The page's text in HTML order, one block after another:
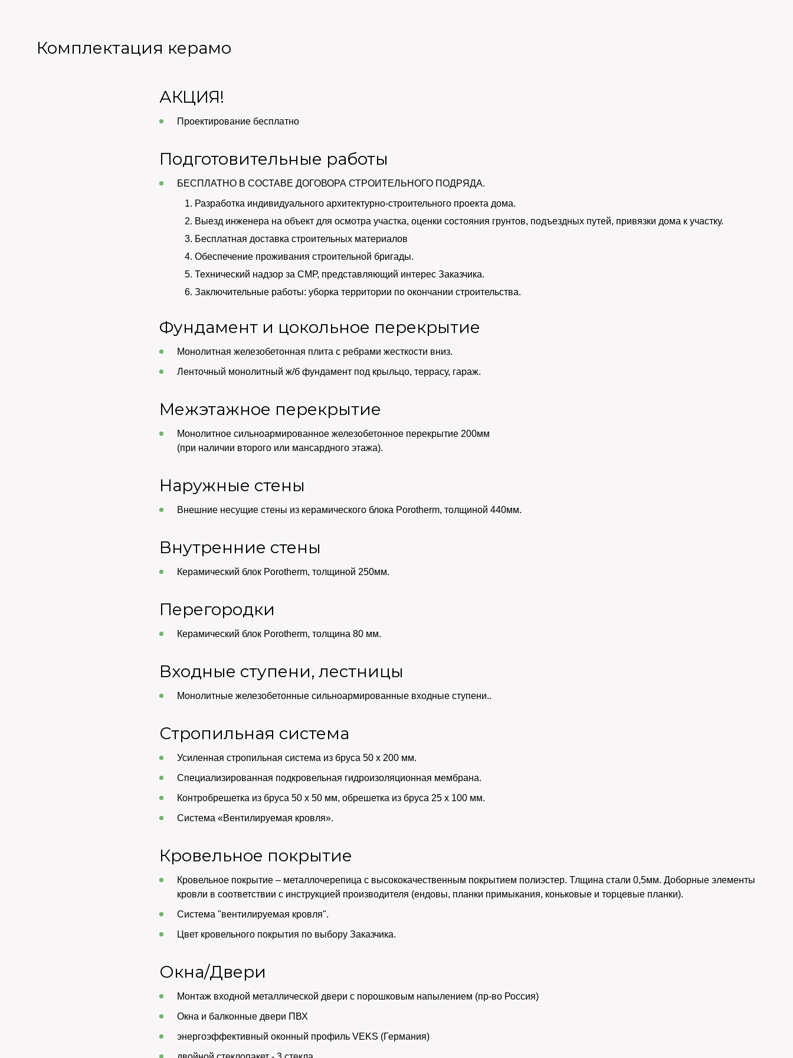
Комплектация керамо
АКЦИЯ!
Проектирование бесплатно
Подготовительные работы
БЕСПЛАТНО В СОСТАВЕ ДОГОВОРА СТРОИТЕЛЬНОГО ПОДРЯДА.
Разработка индивидуального архитектурно-строительного проекта дома.
Выезд инженера на объект для осмотра участка, оценки состояния грунтов, подъездных путей, привязки дома к участку.
Бесплатная доставка строительных материалов
Обеспечение проживания строительной бригады.
Технический надзор за СМР, представляющий интерес Заказчика.
Заключительные работы: уборка территории по окончании строительства.
Фундамент и цокольное перекрытие
Монолитная железобетонная плита с ребрами жесткости вниз.
Ленточный монолитный ж/б фундамент под крыльцо, террасу, гараж.
Межэтажное перекрытие
Монолитное сильноармированное железобетонное перекрытие 200мм
(при наличии второго или мансардного этажа).
Наружные стены
Внешние несущие стены из керамического блока Porotherm, толщиной 440мм.
Внутренние стены
Керамический блок Porotherm, толщиной 250мм.
Перегородки
Керамический блок Porotherm, толщина 80 мм.
Входные ступени, лестницы
Монолитные железобетонные сильноармированные входные ступени..
Стропильная система
Усиленная стропильная система из бруса 50 х 200 мм.
Специализированная подкровельная гидроизоляционная мембрана.
Контробрешетка из бруса 50 х 50 мм, обрешетка из бруса 25 х 100 мм.
Система «Вентилируемая кровля».
Кровельное покрытие
Кровельное покрытие – металлочерепица с высококачественным покрытием полиэстер. Тлщина стали 0,5мм. Доборные элементы
кровли в соответствии с инструкцией производителя (ендовы, планки примыкания, коньковые и торцевые планки).
Система "вентилируемая кровля".
Цвет кровельного покрытия по выбору Заказчика.
Окна/Двери
Монтаж входной металлической двери с порошковым напылением (пр-во Россия)
Окна и балконные двери ПВХ
энергоэффективный оконный профиль VEKS (Германия)